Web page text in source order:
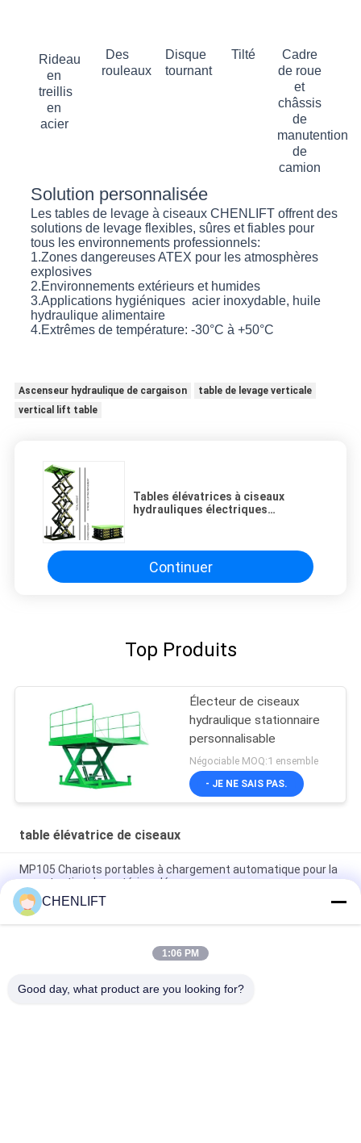
Rideau
en
treillis
en
acier
Des
rouleaux
Disque
tournant
Tilté
Cadre
de roue
et
châssis
de
manutention
de
camion
Solution personnalisée
Les tables de levage à ciseaux CHENLIFT offrent des
solutions de levage flexibles, sûres et fiables pour
tous les environnements professionnels:
1.Zones dangereuses ATEX pour les atmosphères
explosives
2.Environnements extérieurs et humides
3.Applications hygiéniques ️ acier inoxydable, huile
hydraulique alimentaire
4.Extrêmes de température: -30°C à +50°C
Ascenseur hydraulique de cargaison
table de levage verticale
vertical lift table
Tables élévatrices à ciseaux
hydrauliques électriques
Continuer
Top Produits
Électeur de ciseaux
hydraulique stationnaire
personnalisable
Négociable MOQ:1 ensemble
- JE NE SAIS PAS.
table élévatrice de ciseaux
MP105 Chariots portables à chargement automatique pour la
manutention de matériaux légers
Chargeur à levier de table de levage de chargement à palette
de 1110 mm pour 2000 kg
Solution de levage solide et durable à ciseaux simples
CHENLIFT
1:06 PM
Good day, what product are you looking for?